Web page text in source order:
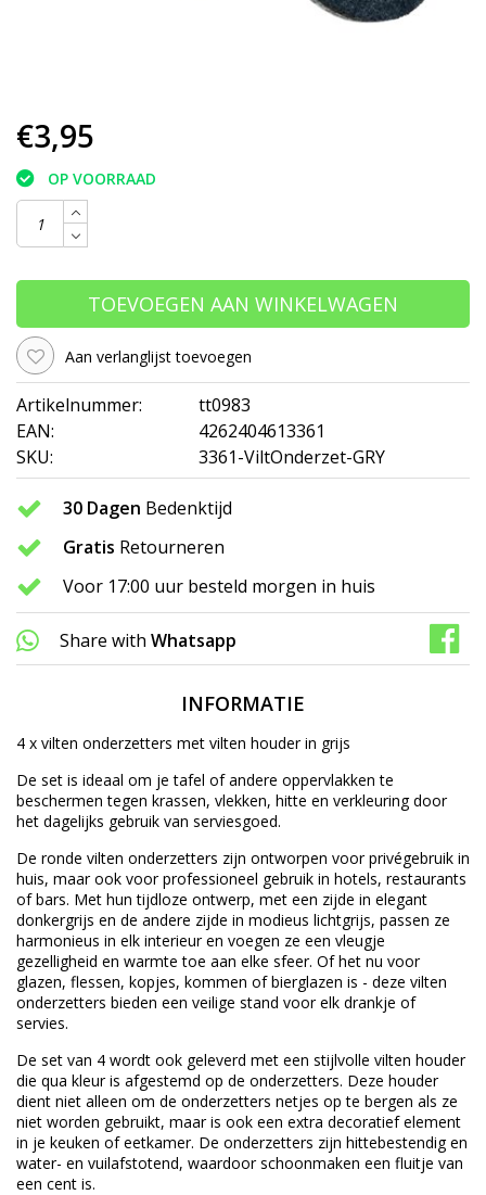
€3,95
OP VOORRAAD
TOEVOEGEN AAN WINKELWAGEN
Aan verlanglijst toevoegen
Artikelnummer:
tt0983
EAN:
4262404613361
SKU:
3361-ViltOnderzet-GRY
30 Dagen Bedenktijd
Gratis Retourneren
Voor 17:00 uur besteld morgen in huis
Share with Whatsapp
INFORMATIE
4 x vilten onderzetters met vilten houder in grijs
De set is ideaal om je tafel of andere oppervlakken te
beschermen tegen krassen, vlekken, hitte en verkleuring door
het dagelijks gebruik van serviesgoed.
De ronde vilten onderzetters zijn ontworpen voor privégebruik in
huis, maar ook voor professioneel gebruik in hotels, restaurants
of bars. Met hun tijdloze ontwerp, met een zijde in elegant
donkergrijs en de andere zijde in modieus lichtgrijs, passen ze
harmonieus in elk interieur en voegen ze een vleugje
gezelligheid en warmte toe aan elke sfeer. Of het nu voor
glazen, flessen, kopjes, kommen of bierglazen is - deze vilten
onderzetters bieden een veilige stand voor elk drankje of
servies.
De set van 4 wordt ook geleverd met een stijlvolle vilten houder
die qua kleur is afgestemd op de onderzetters. Deze houder
dient niet alleen om de onderzetters netjes op te bergen als ze
niet worden gebruikt, maar is ook een extra decoratief element
in je keuken of eetkamer. De onderzetters zijn hittebestendig en
water- en vuilafstotend, waardoor schoonmaken een fluitje van
een cent is.